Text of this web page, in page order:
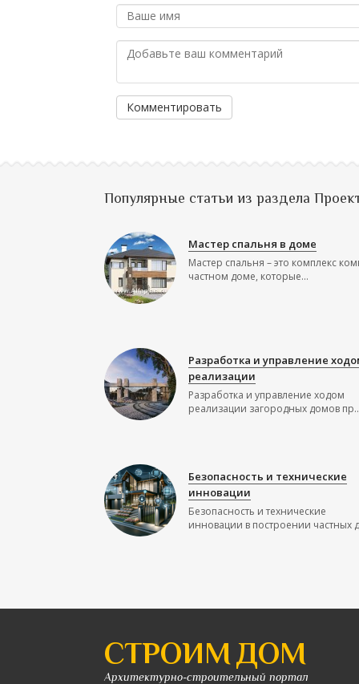
Комментировать
Популярные статьи из раздела
Мастер спальня в доме
Мастер спальня – это комплекс
частном доме, которые...
Разработка и управление
реализации
Разработка и управление ходом
реализации загородных домов
Безопасность и технические
инновации
Безопасность и технические
инновации в построении частных
СТРОИМ ДОМ
Архитектурно-строительный портал